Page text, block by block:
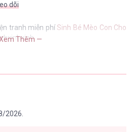
dõi
tranh miễn phíSinh Bé Mèo Con Cho
Thêm —
2026.